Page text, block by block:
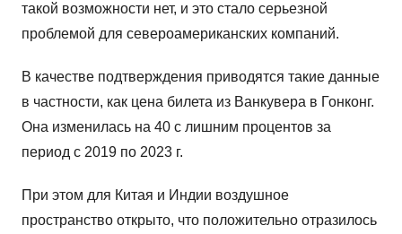
такой возможности нет, и это стало серьезной
проблемой для североамериканских компаний.
В качестве подтверждения приводятся такие данные
в частности, как цена билета из Ванкувера в Гонконг.
Она изменилась на 40 с лишним процентов за
период с 2019 по 2023 г.
При этом для Китая и Индии воздушное
пространство открыто, что положительно отразилось